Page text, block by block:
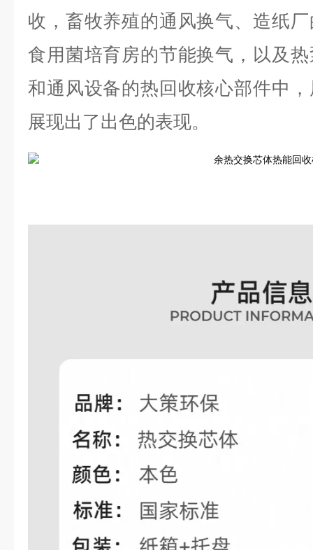
收，畜牧养殖的通风换气、造纸
食用菌培育房的节能换气，以及
和通风设备的热回收核心部件中
展现出了出色的表现。